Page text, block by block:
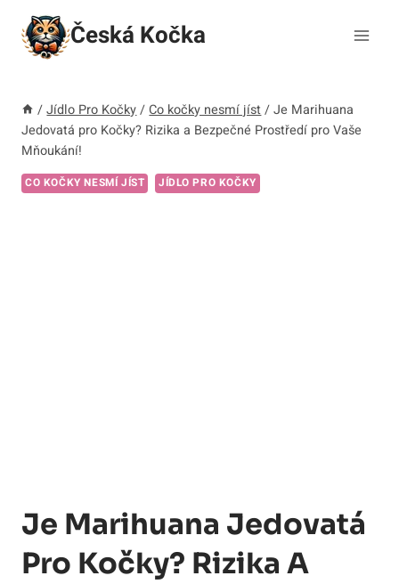
Přeskočit
obsah
Česká Kočka
/ Jídlo Pro Kočky / Co kočky nesmí jíst / Je Marihuana
Jedovatá pro Kočky? Rizika a Bezpečné Prostředí pro Vaše
Mňoukání!
CO KOČKY NESMÍ JÍST JÍDLO PRO KOČKY
Je Marihuana Jedovatá
Pro Kočky? Rizika A